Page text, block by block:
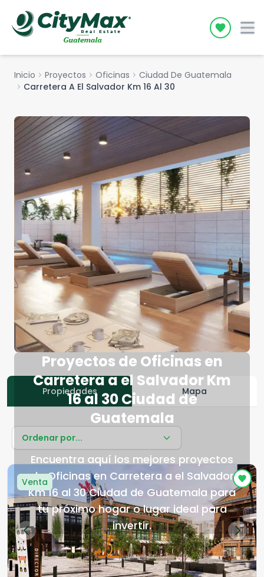
Icon
Inicio chevron_right Proyectos chevron_right Oficinas chevron_right Ciudad De Guatemala
chevron_right Carretera A El Salvador Km 16 Al 30
Proyectos de Oficinas en
Carretera a el Salvador Km
16 al 30 Ciudad de
Guatemala
Encuentra aquí los mejores proyectos
de Oficinas en Carretera a el Salvador
Km 16 al 30 Ciudad de Guatemala para
tu próximo hogar o lugar ideal para
invertir.
Propiedades Mapa
Ordenar por...
Venta